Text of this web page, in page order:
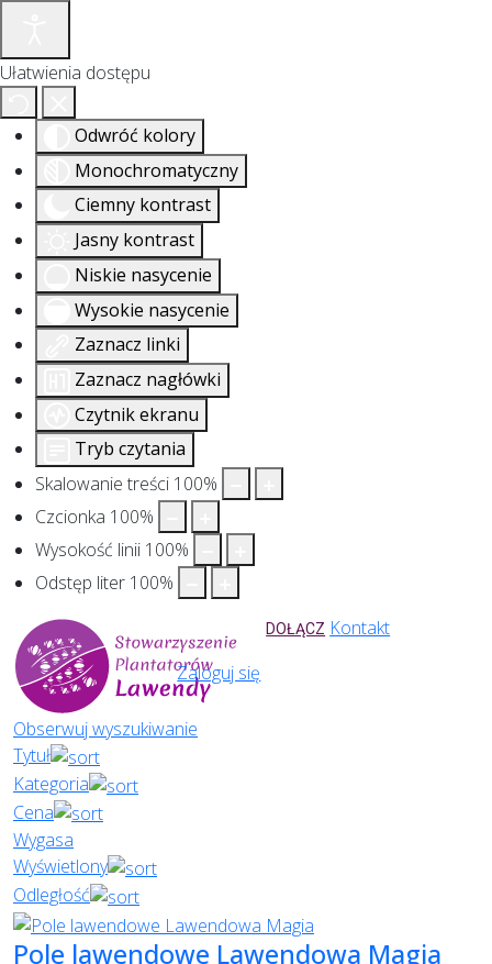
Ułatwienia dostępu
Odwróć kolory
Monochromatyczny
Ciemny kontrast
Jasny kontrast
Niskie nasycenie
Wysokie nasycenie
Zaznacz linki
Zaznacz nagłówki
Czytnik ekranu
Tryb czytania
Skalowanie treści 100%
Czcionka 100%
Wysokość linii 100%
Odstęp liter 100%
DOŁĄCZ Kontakt
Zaloguj się
Obserwuj wyszukiwanie
Tytuł
Kategoria
Cena
Wygasa
Wyświetlony
Odległość
Pole lawendowe Lawendowa Magia